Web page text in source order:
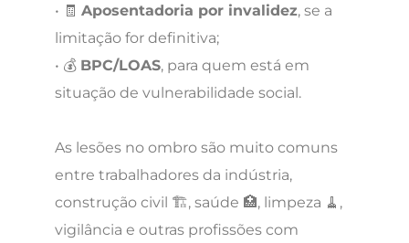
• 🧾 Aposentadoria por invalidez, se a
limitação for definitiva;
• 💰 BPC/LOAS, para quem está em
situação de vulnerabilidade social.
As lesões no ombro são muito comuns
entre trabalhadores da indústria,
construção civil 🏗️, saúde 🏥, limpeza 🧹,
vigilância e outras profissões com